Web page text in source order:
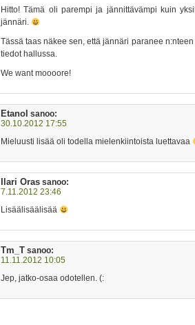
Hitto! Tämä oli parempi ja jännittävämpi kuin
jännäri.
Tässä taas näkee sen, että jännäri paranee
tiedot hallussa.
We want moooore!
Etanol sanoo:
30.10.2012 17:55
Mieluusti lisää oli todella mielenkiintoista luettavaa
Ilari Oras sanoo:
7.11.2012 23:46
Lisäälisäälisää
Tm_T sanoo:
11.11.2012 10:05
Jep, jatko-osaa odotellen. (: